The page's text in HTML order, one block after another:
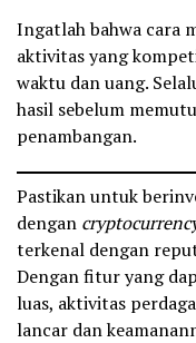
Ingatlah bahwa cara
aktivitas yang
waktu dan uang.
hasil sebelum
penambangan.
Pastikan untuk
dengan
terkenal dengan
Dengan fitur yang
luas, aktivitas
lancar dan